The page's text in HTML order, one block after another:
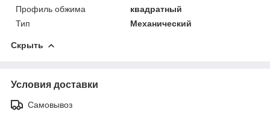
Профиль обжима
квадратный
Тип
Механический
Скрыть
Условия доставки
Самовывоз